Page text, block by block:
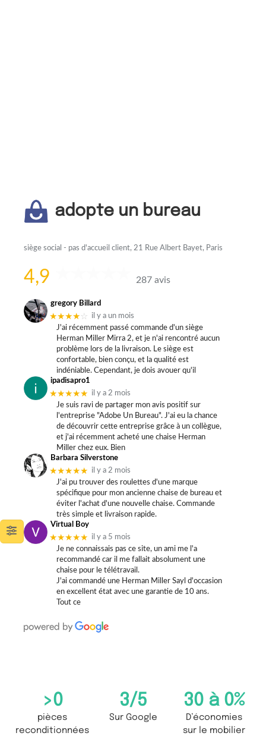
adopte un bureau
siège social - pas d'accueil client, 21 Rue Albert Bayet, Paris
4,9 287 avis
gregory Billard
★★★★☆
il y a un mois
J'ai récemment passé commande d'un siège
Herman Miller Mirra 2, et je n'ai rencontré aucun
problème lors de la livraison. Le siège est
confortable, bien conçu, et la qualité est
indéniable. Cependant, je dois avouer qu'il
ipadisapro1
★★★★★
il y a 2 mois
Je suis ravi de partager mon avis positif sur
l'entreprise "Adobe Un Bureau". J'ai eu la chance
de découvrir cette entreprise grâce à un collègue,
et j'ai récemment acheté une chaise Herman
Miller chez eux. Bien
Barbara Silverstone
★★★★★
il y a 2 mois
J'ai pu trouver des roulettes d'une marque
spécifique pour mon ancienne chaise de bureau et
éviter l'achat d'une nouvelle chaise. Commande
très simple et livraison rapide.
Virtual Boy
★★★★★
il y a 5 mois
Je ne connaissais pas ce site, un ami me l'a
recommandé car il me fallait absolument une
chaise pour le télétravail.
J'ai commandé une Herman Miller Sayl d'occasion
en excellent état avec une garantie de 10 ans.
Tout ce
pièces
reconditionnées
>0
Sur Google
3/5
D’économies
sur le mobilier
30 à 0%